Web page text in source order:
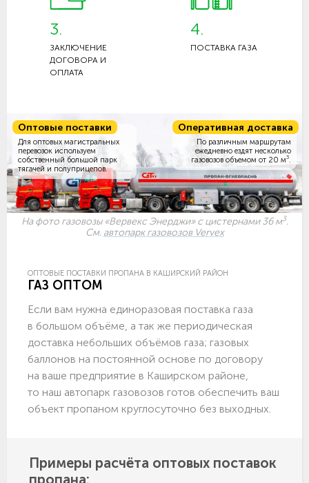
3.
ЗАКЛЮЧЕНИЕ
ДОГОВОРА И
ОПЛАТА
4.
ПОСТАВКА ГАЗА
Оптовые поставки
Для оптовых магистральных
перевозок используем
собственный большой парк
тягачей и полуприцепов.
Оперативная доставка
По различным маршрутам
ежедневно ездят несколько
газовозов объемом от 20 м3
На фото газовозы «Вервекс Энерджи» с цистернами 36 м3.
См. автопарк газовозов Vervex
ОПТОВЫЕ ПОСТАВКИ ПРОПАНА В КАШИРСКИЙ РАЙОН
ГАЗ ОПТОМ
Если вам нужна единоразовая поставка газа
в большом объёме, а так же периодическая
доставка небольших объёмов газа; газовых
баллонов на постоянной основе по договору
на ваше предприятие в Каширском районе,
то наш автопарк газовозов готов обеспечить ваш
объект пропаном круглосуточно без выходных.
Примеры расчёта оптовых поставок